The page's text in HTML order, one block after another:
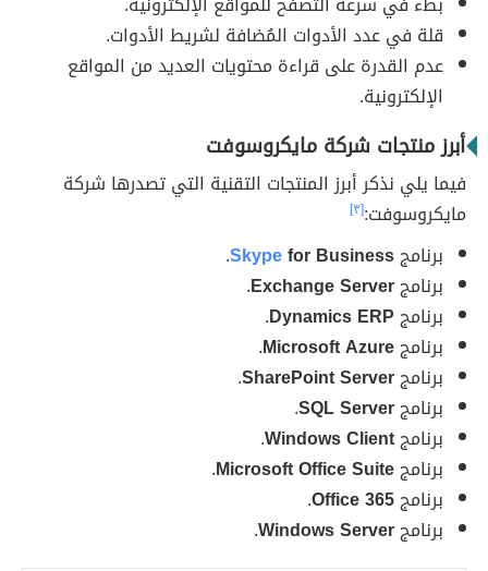
قلة في عدد الأدوات المُضافة لشريط الأدوات.
عدم القدرة على قراءة محتويات العديد من المواقع
الإلكترونية.
أبرز منتجات شركة مايكروسوفت
فيما يلي نذكر أبرز المنتجات التقنية التي تصدرها شركة
مايكروسوفت:[٣]
برنامج Skypefor Business
.
برنامجExchange Server
.
برنامجDynamics ERP
.
برنامجMicrosoft Azure
.
برنامجSharePoint Server
.
برنامجSQL Server
.
برنامجWindows Client
.
برنامجMicrosoft Office Suite
.
برنامجOffice 365
.
برنامجWindows Server
.